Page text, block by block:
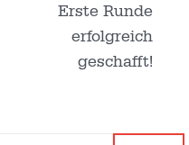
Erste Runde
erfolgreich
geschafft!